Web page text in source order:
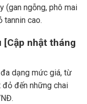
(gan ngỗng, phô mai
tannin cao.
[Cập nhật tháng
dạng mức giá, từ
đến những chai